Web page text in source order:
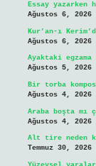
Essay
Ağustos 6, 2026
Kur’an-ı
Ağustos 6, 2026
Ayaktaki
Ağustos 5, 2026
Bir torba
Ağustos 4, 2026
Araba boşta
Ağustos 4, 2026
Alt tire neden
Temmuz 30, 2026